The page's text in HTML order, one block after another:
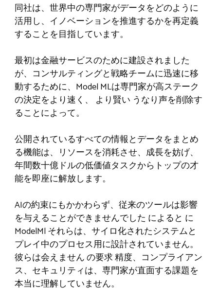
同社は、世界中の専門家がデータをどのように
活用し、イノベーションを推進するかを再定義
することを目指しています。
最初は金融サービスのために建設されました
が、コンサルティングと戦略チームに迅速に移
動するために、Model MLは専門家が高ステーク
の決定をより速く、 より賢い うなり声を削除す
ることによって。
公開されているすべての情報とデータをまとめ
る機能は、リソースを消耗させ、成長を妨げ、
年間数十億ドルの低価値タスクからトップの才
能を即座に解放します。
AIの約束にもかかわらず、従来のツールは影響
を与えることができませんでした によると に
ModelMlそれらは、サイロ化されたシステムと
プレイ中のプロセス用に設計されていません。
彼らは会えませんの要求精度、コンプライアン
ス、セキュリティは、専門家が直面する課題を
本当に理解していません。